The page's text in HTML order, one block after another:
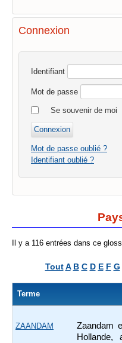
Connexion
Identifiant
Mot de passe
Se souvenir de moi
Mot de passe oublié ?
Identifiant oublié ?
Il y a 116 entrées dans ce
Tout A B C D E F G
Terme
ZAANDAM
Zaandam
Hollande,